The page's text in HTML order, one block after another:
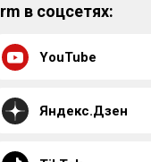
в соцсетях:
YouTube
Яндекс.Дзен